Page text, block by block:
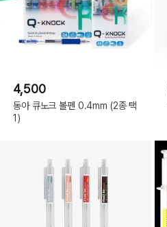
4,500
동아 큐노크 볼펜 0.4mm (2종 택
1)